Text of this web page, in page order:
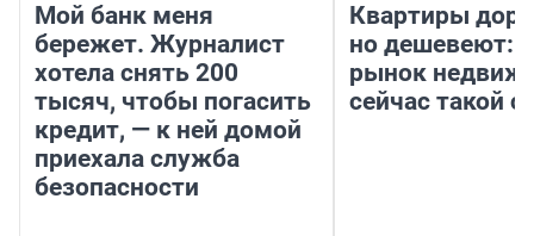
Мой банк меня
бережет. Журналист
хотела снять 200
тысяч, чтобы погасить
кредит, — к ней домой
приехала служба
безопасности
Квартиры
но дешевеют:
рынок
сейчас такой